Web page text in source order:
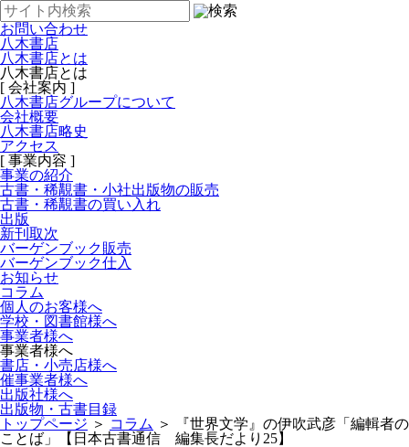
お問い合わせ
八木書店
八木書店とは
八木書店とは
[ 会社案内 ]
八木書店グループについて
会社概要
八木書店略史
アクセス
[ 事業内容 ]
事業の紹介
古書・稀覯書・小社出版物の販売
古書・稀覯書の買い入れ
出版
新刊取次
バーゲンブック販売
バーゲンブック仕入
お知らせ
コラム
個人のお客様へ
学校・図書館様へ
事業者様へ
事業者様へ
書店・小売店様へ
催事業者様へ
出版社様へ
出版物・古書目録
トップページ ＞ コラム ＞
『世界文学』の伊吹武彦「編輯者の
ことば」【日本古書通信 編集長だより25】